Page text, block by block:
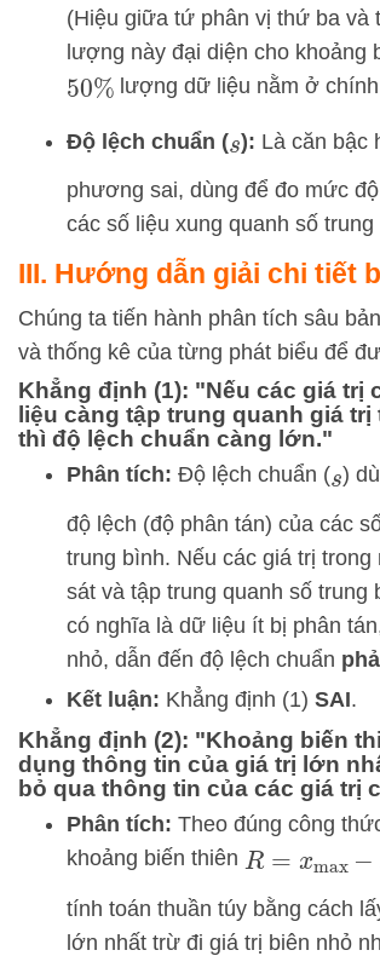
(Hiệu giữa tứ phân vị thứ ba và
lượng này đại diện cho khoảng
50% lượng dữ liệu nằm ở
Độ lệch chuẩn (s): Là căn bậc
phương sai, dùng để đo mức
các số liệu xung quanh số trung
III. Hướng dẫn giải chi tiết
Chúng ta tiến hành phân tích sâu
và thống kê của từng phát biểu để
Khẳng định (1): "Nếu các giá trị
liệu càng tập trung quanh giá
thì độ lệch chuẩn càng lớn."
Phân tích: Độ lệch chuẩn (s)
độ lệch (độ phân tán) của các
trung bình. Nếu các giá trị trong
sát và tập trung quanh số trung
có nghĩa là dữ liệu ít bị phân
nhỏ, dẫn đến độ lệch chuẩn
Kết luận: Khẳng định (1) SAI.
Khẳng định (2): "Khoảng biến
dụng thông tin của giá trị lớn
bỏ qua thông tin của các giá trị
Phân tích: Theo đúng công
khoảng biến thiên R =x max−x
tính toán thuần túy bằng cách
lớn nhất trừ đi giá trị biên nhỏ